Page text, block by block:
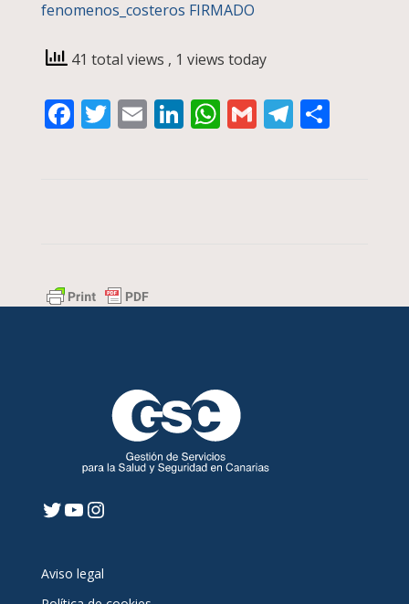
fenomenos_costeros FIRMADO
41 total views , 1 views today
Facebook
Twitter
EmailLinkedIn
WhatsApp
Gmail
Twitter
YouTube
Instagram
Aviso legal